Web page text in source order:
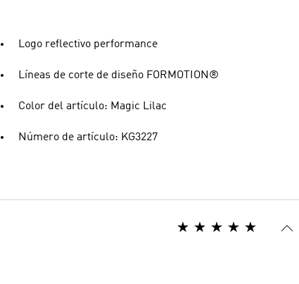
Logo reflectivo performance
Líneas de corte de diseño FORMOTION®
Color del artículo: Magic Lilac
Número de artículo: KG3227